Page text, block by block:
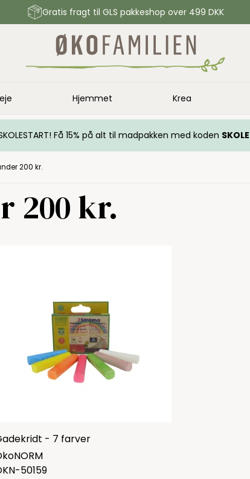
Gratis fragt til GLS pakkeshop over 499 DKK
Hjemmet Krea
SKOLESTART! Få 15% på alt til madpakken med koden
200 kr.
200 kr.
- 7 farver
50159